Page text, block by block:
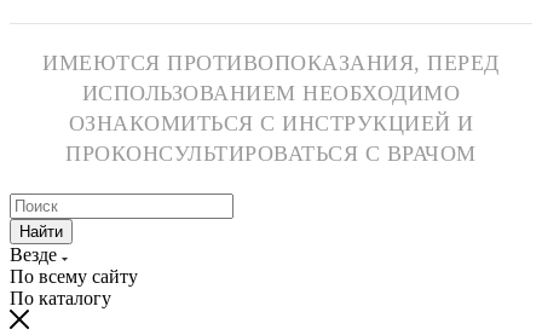
ИМЕЮТСЯ ПРОТИВОПОКАЗАНИЯ, ПЕРЕД
ИСПОЛЬЗОВАНИЕМ НЕОБХОДИМО
ОЗНАКОМИТЬСЯ С ИНСТРУКЦИЕЙ И
ПРОКОНСУЛЬТИРОВАТЬСЯ С ВРАЧОМ
Найти
Везде
По всему сайту
По каталогу